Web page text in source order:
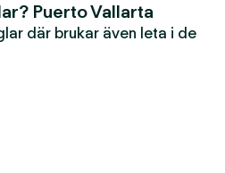
Puerto Vallarta
där brukar även leta i de